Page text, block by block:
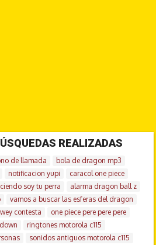
REALIZADAS
de llamada
bola de dragon mp3
notificacion yupi
caracol one piece
soy tu perra
alarma dragon ball z
vamos a buscar las esferas del dragon
contesta
one piece pere pere pere
ringtones motorola c115
sonidos antiguos motorola c115